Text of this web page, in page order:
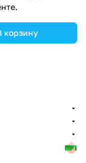
корзину